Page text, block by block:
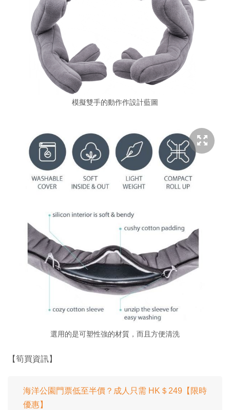
模擬雙手的動作作設計藍圖
選用的是可塑性強的材質，而且方便清洗
【筍買資訊】
海洋公園門票低至半價？成人只需 HK＄249【限時
優惠】